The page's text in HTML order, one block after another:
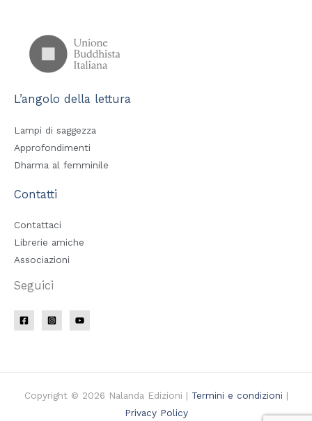
L’angolo della lettura
Lampi di saggezza
Approfondimenti
Dharma al femminile
Contatti
Contattaci
Librerie amiche
Associazioni
Seguici
Copyright © 2026 Nalanda Edizioni | Termini e condizioni |
Privacy Policy